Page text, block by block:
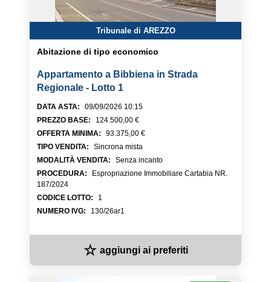
Tribunale di AREZZO
Abitazione di tipo economico
Appartamento a Bibbiena in Strada
Regionale - Lotto 1
DATA ASTA:
09/09/2026 10:15
PREZZO BASE:
124.500,00 €
OFFERTA MINIMA:
93.375,00 €
TIPO VENDITA:
Sincrona mista
MODALITÀ VENDITA:
Senza incanto
PROCEDURA:
Espropriazione Immobiliare Cartabia NR.
187/2024
CODICE LOTTO:
1
NUMERO IVG: 130/26ar1
☆ aggiungi ai preferiti